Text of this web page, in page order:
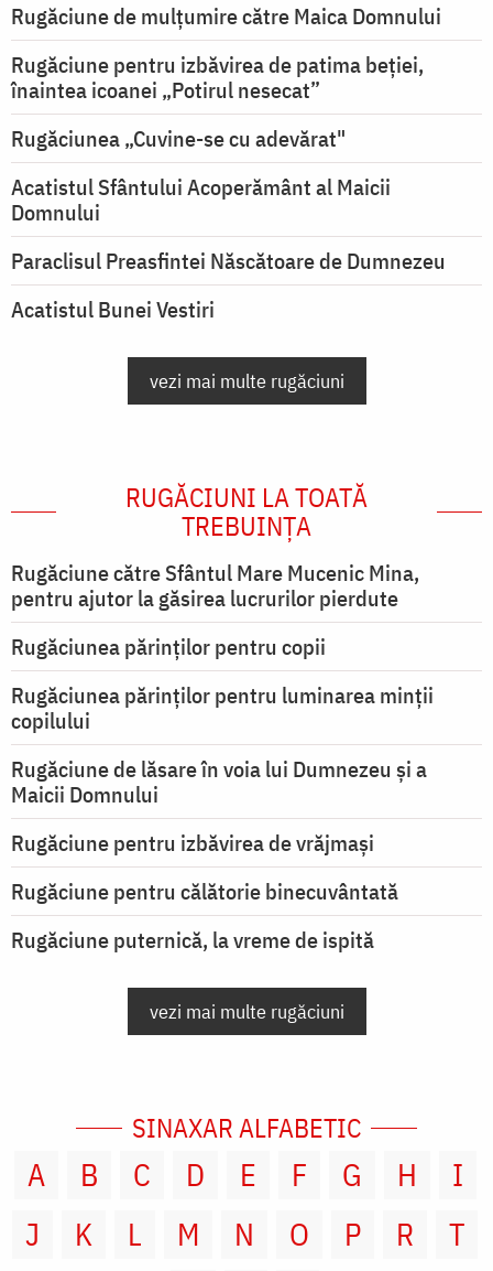
Rugăciune de mulţumire către Maica Domnului
Rugăciune pentru izbăvirea de patima beției,
înaintea icoanei „Potirul nesecat”
Rugăciunea „Cuvine-se cu adevărat"
Acatistul Sfântului Acoperământ al Maicii
Domnului
Paraclisul Preasfintei Născătoare de Dumnezeu
Acatistul Bunei Vestiri
vezi mai multe rugăciuni
RUGĂCIUNI LA TOATĂ
TREBUINȚA
Rugăciune către Sfântul Mare Mucenic Mina,
pentru ajutor la găsirea lucrurilor pierdute
Rugăciunea părinților pentru copii
Rugăciunea părinților pentru luminarea minţii
copilului
Rugăciune de lăsare în voia lui Dumnezeu şi a
Maicii Domnului
Rugăciune pentru izbăvirea de vrăjmași
Rugăciune pentru călătorie binecuvântată
Rugăciune puternică, la vreme de ispită
vezi mai multe rugăciuni
SINAXAR ALFABETIC
A B C D E F G H
I
J
K L M N O P R T